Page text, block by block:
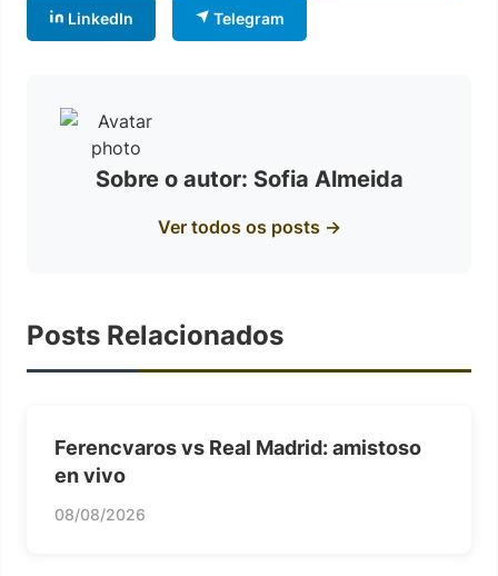
LinkedIn Telegram
Sobre o autor: Sofia Almeida
Ver todos os posts →
Posts Relacionados
Ferencvaros vs Real Madrid: amistoso
en vivo
08/08/2026